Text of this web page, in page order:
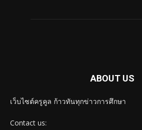
ABOUT US
เว็บไซต์ครูคูล ก้าวทันทุกข่าวการศึกษา
Contact us: